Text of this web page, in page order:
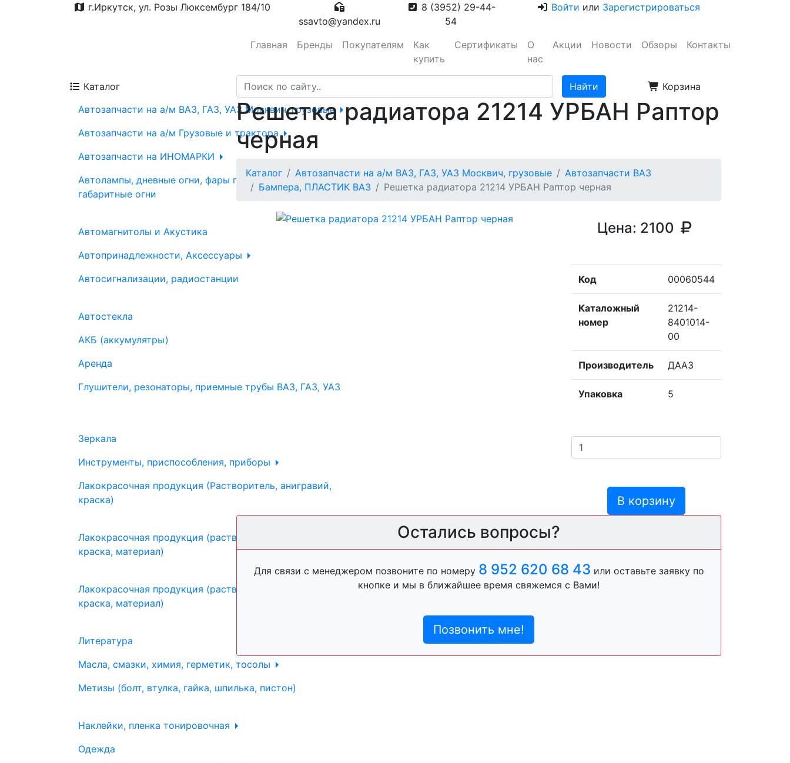
г.Иркутск, ул. Розы Люксембург 184/10
ssavto@yandex.ru
8 (3952) 29-44-
54
Войти или Зарегистрироваться
Главная Бренды Покупателям
Как
купить
Сертификаты
О
нас
Акции Новости Обзоры Контакты
Каталог
Корзина
Автозапчасти на а/м ВАЗ, ГАЗ, УАЗ Москвич, грузовые
Автозапчасти на а/м Грузовые и трактора
Автозапчасти на ИНОМАРКИ
Автолампы, дневные огни, фары противотуманные,
габаритные огни
Автомагнитолы и Акустика
Автопринадлежности, Аксессуары
Автосигнализации, радиостанции
Автостекла
АКБ (аккумулятры)
Аренда
Глушители, резонаторы, приемные трубы ВАЗ, ГАЗ, УАЗ
Зеркала
Инструменты, приспособления, приборы
Лакокрасочная продукция (Растворитель, анигравий,
краска)
Лакокрасочная продукция (растворитель, анигравий,
краска, материал)
Лакокрасочная продукция (растворитель, антигравий,
краска, материал)
Литература
Масла, смазки, химия, герметик, тосолы
Метизы (болт, втулка, гайка, шпилька, пистон)
Наклейки, пленка тонировочная
Одежда
Решетка радиатора 21214 УРБАН Раптор
черная
Каталог Автозапчасти на а/м ВАЗ, ГАЗ, УАЗ Москвич, грузовые
Автозапчасти ВАЗ
Бампера, ПЛАСТИК ВАЗ
Решетка радиатора 21214 УРБАН Раптор черная
Цена: 2100
Код 00060544
Каталожный
номер
21214-
8401014-
00
Производитель ДААЗ
Упаковка 5
В корзину
Остались вопросы?
Для связи с менеджером позвоните по номеру 8 952 620 68 43 или оставьте заявку по
кнопке и мы в ближайшее время свяжемся с Вами!
Позвонить мне!